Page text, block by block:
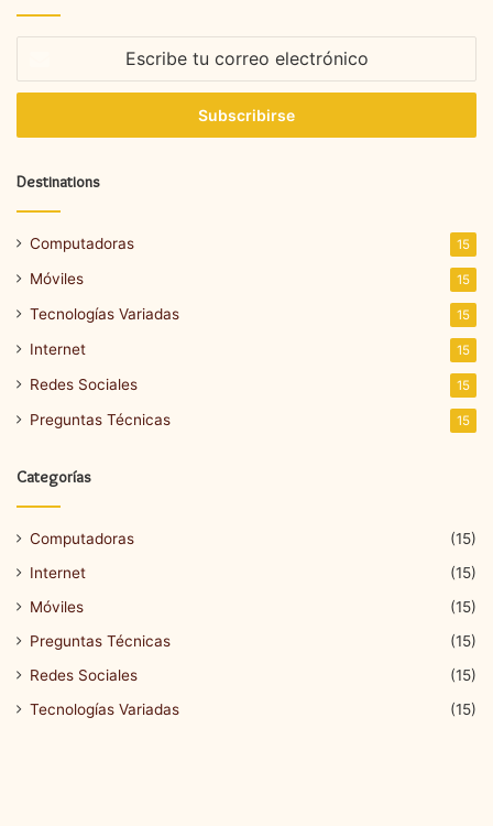
correo
Destinations
Computadoras 15
Móviles 15
Tecnologías Variadas 15
Internet 15
Redes Sociales 15
Preguntas Técnicas 15
Categorías
Computadoras
(15)
Internet
(15)
Móviles
(15)
Preguntas Técnicas
(15)
Redes Sociales
(15)
Tecnologías Variadas
(15)